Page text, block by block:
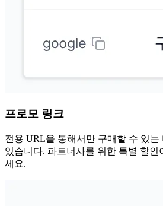
프로모 링크
전용 URL을 통해서만 구매할 수 있는
있습니다. 파트너사를 위한 특별 할
세요.